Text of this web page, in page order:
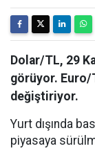
Dolar/TL, 29
görüyor. Euro/
değiştiriyor.
Yurt dışında
piyasaya